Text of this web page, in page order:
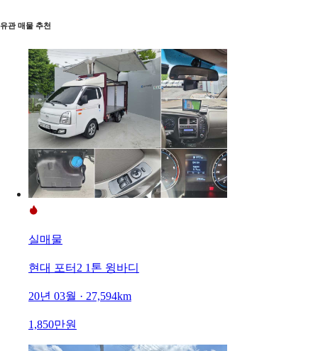
유관 매물 추천
실매물
현대 포터2 1톤 윙바디
20년 03월 · 27,594km
1,850만원